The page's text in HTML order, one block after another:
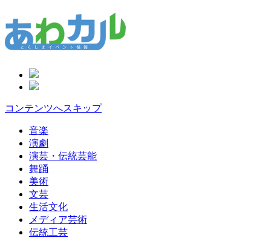
コンテンツへスキップ
音楽
演劇
演芸・伝統芸能
舞踊
美術
文芸
生活文化
メディア芸術
伝統工芸